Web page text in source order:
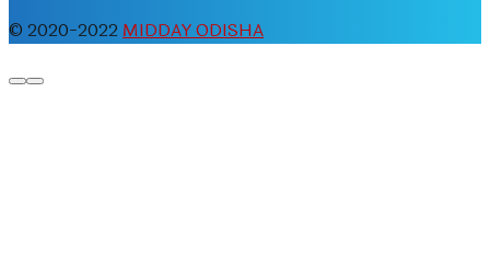
© 2020-2022 MIDDAY ODISHA